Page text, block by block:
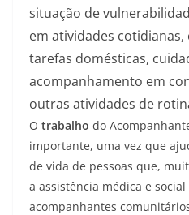
situação de
em atividades
tarefas domésticas,
acompanhamento em
outras atividades de
O trabalho do
importante, uma vez que
de vida de pessoas que,
a assistência médica e
acompanhantes